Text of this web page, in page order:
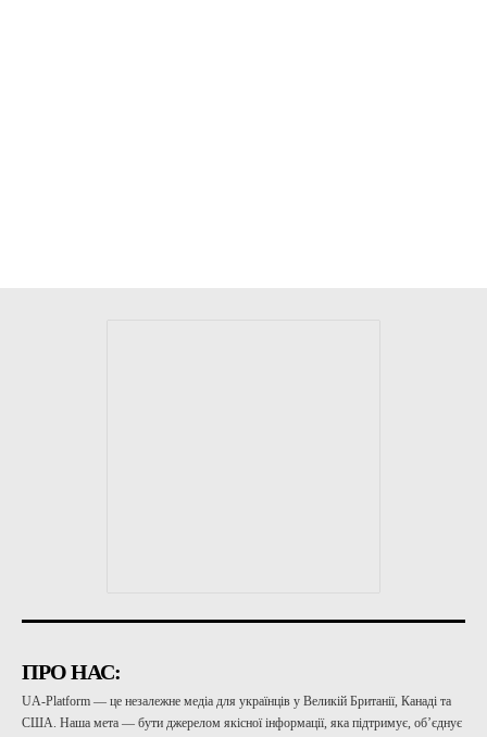
ПРО НАС:
UA-Platform — це незалежне медіа для українців у Великій Британії, Канаді та
США. Наша мета — бути джерелом якісної інформації, яка підтримує, об’єднує